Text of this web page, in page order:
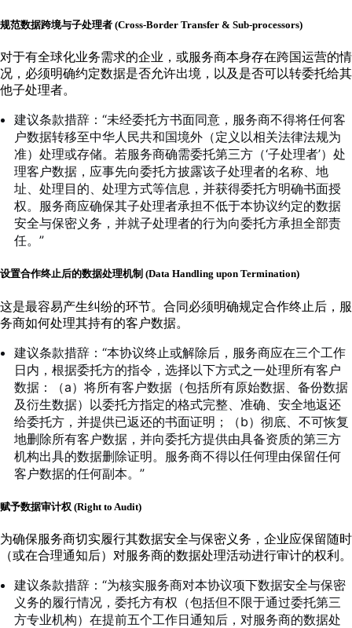
规范数据跨境与子处理者 (Cross-Border Transfer & Sub-processors)
对于有全球化业务需求的企业，或服务商本身存在跨国运营的情
况，必须明确约定数据是否允许出境，以及是否可以转委托给其
他子处理者。
建议条款措辞：“未经委托方书面同意，服务商不得将任何客
户数据转移至中华人民共和国境外（定义以相关法律法规为
准）处理或存储。若服务商确需委托第三方（‘子处理者’）处
理客户数据，应事先向委托方披露该子处理者的名称、地
址、处理目的、处理方式等信息，并获得委托方明确书面授
权。服务商应确保其子处理者承担不低于本协议约定的数据
安全与保密义务，并就子处理者的行为向委托方承担全部责
任。”
设置合作终止后的数据处理机制 (Data Handling upon Termination)
这是最容易产生纠纷的环节。合同必须明确规定合作终止后，服
务商如何处理其持有的客户数据。
建议条款措辞：“本协议终止或解除后，服务商应在三个工作
日内，根据委托方的指令，选择以下方式之一处理所有客户
数据：（a）将所有客户数据（包括所有原始数据、备份数据
及衍生数据）以委托方指定的格式完整、准确、安全地返还
给委托方，并提供已返还的书面证明；（b）彻底、不可恢复
地删除所有客户数据，并向委托方提供由具备资质的第三方
机构出具的数据删除证明。服务商不得以任何理由保留任何
客户数据的任何副本。”
赋予数据审计权 (Right to Audit)
为确保服务商切实履行其数据安全与保密义务，企业应保留随时
（或在合理通知后）对服务商的数据处理活动进行审计的权利。
建议条款措辞：“为核实服务商对本协议项下数据安全与保密
义务的履行情况，委托方有权（包括但不限于通过委托第三
方专业机构）在提前五个工作日通知后，对服务商的数据处